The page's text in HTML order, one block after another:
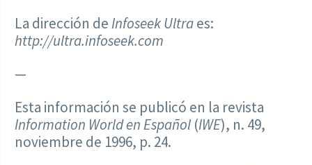
La dirección deInfoseek Ultraes:
http://ultra.infoseek.com
—
Esta información se publicó en la revista
Information World en Español (IWE), n. 49,
noviembre de 1996, p. 24.